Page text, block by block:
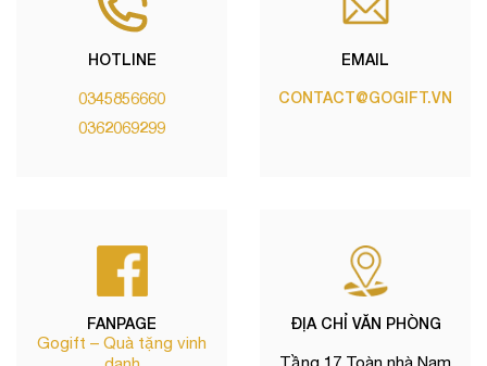
HOTLINE
0345856660
0362069299
EMAIL
CONTACT@GOGIFT.VN
FANPAGE
Gogift – Quà tặng vinh
ĐỊA CHỈ VĂN PHÒNG